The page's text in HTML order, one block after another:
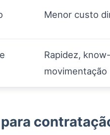
Menor custo
Rapidez,
movimentação